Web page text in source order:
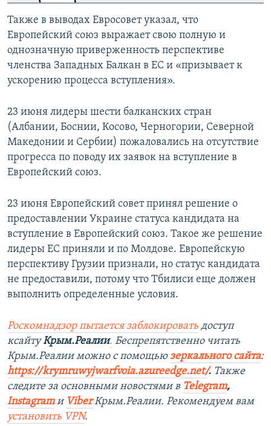
Также в выводах Евросовет указал, что
Европейский союз выражает свою полную и
однозначную приверженность перспективе
членства Западных Балкан в ЕС и «призывает к
ускорению процесса вступления».
23 июня лидеры шести балканских стран
(Албании, Боснии, Косово, Черногории, Северной
Македонии и Сербии) пожаловались на отсутствие
прогресса по поводу их заявок на вступление в
Европейский союз.
23 июня Европейский совет принял решение о
предоставлении Украине статуса кандидата на
вступление в Европейский союз. Такое же решение
лидеры ЕС приняли и по Молдове. Европейскую
перспективу Грузии признали, но статус кандидата
не предоставили, потому что Тбилиси еще должен
выполнить определенные условия.
Роскомнадзор пытается заблокировать доступ
ксайтуКрым.Реалии. Беспрепятственно читать
Крым.Реалии можно с помощью зеркального сайта:
https://krymruwyjwarfvoia.azureedge.net/. Также
следите за основными новостями в Telegram,
Instagram и ViberКрым.Реалии. Рекомендуем вам
установить VPN.